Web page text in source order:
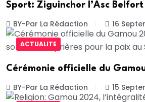
Sport: Ziguinchor l’Asc
BY-Par La Rédaction 16
ACTUALITE
Cérémonie officielle du
BY-Par La Rédaction 15